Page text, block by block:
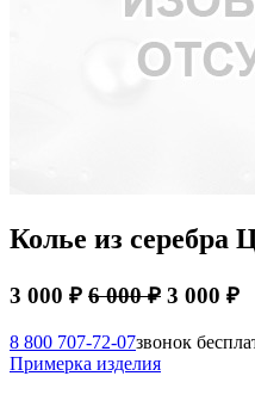
Колье из серебра
3 000 ₽ 6 000 ₽ 3 000 ₽
8 800 707-72-07звонок
Примерка изделия